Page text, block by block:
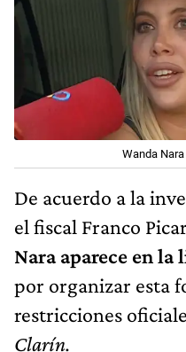
Wanda
De acuerdo a la
el fiscal Franco
Nara aparece en
por organizar esta
restricciones
Clarín.